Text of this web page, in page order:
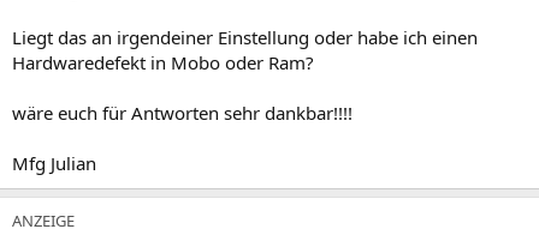
Liegt das an irgendeiner Einstellung oder habe ich einen
Hardwaredefekt in Mobo oder Ram?
wäre euch für Antworten sehr dankbar!!!!
Mfg Julian